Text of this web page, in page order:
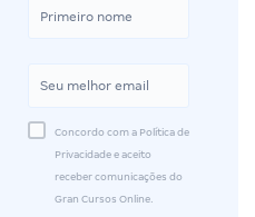
Concordo com a Política de
Privacidade e aceito
receber comunicações do
Gran Cursos Online.